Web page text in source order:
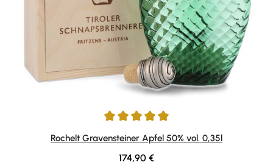
Average rating of 5 out of 5 stars
Rochelt Gravensteiner Apfel 50% vol. 0,35l
Regular price:
174,90 €